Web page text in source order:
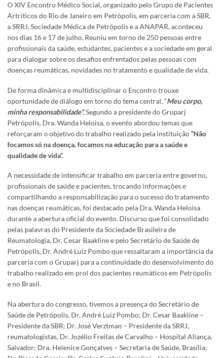
O XIV Encontro Médico Social, organizado pelo Grupo de Pacientes
Artríticos do Rio de Janeiro em Petrópolis, em parceria com a SBR,
a SRRJ, Sociedade Médica de Petrópolis e a ANAPAR, aconteceu
nos dias 16 e 17 de julho. Reuniu em torno de 250 pessoas entre
profissionais da saúde, estudantes, pacientes e a sociedade em geral
para dialogar sobre os desafios enfrentados pelas pessoas com
doenças reumáticas, novidades no tratamento e qualidade de vida.
De forma dinâmica e multidisciplinar o Encontro trouxe
oportunidade de diálogo em torno do tema central, “Meu corpo,
minha responsabilidade”.Segundo a presidente do Gruparj
Petrópolis, Dra. Wanda Heloisa, o evento abordou temas que
reforçaram o objetivo do trabalho realizado pela instituição“Não
focamos só na doença, focamos na educação para a saúde e
qualidade de vida”.
A necessidade de intensificar trabalho em parceria entre governo,
profissionais de saúde e pacientes, trocando informações e
compartilhando a responsabilização para o sucesso do tratamento
nas doenças reumáticas, foi destacado pela Dra. Wanda Heloisa
durante a abertura oficial do evento. Discurso que foi consolidado
pelas palavras do Presidente da Sociedade Brasileira de
Reumatologia, Dr. Cesar Baakline e pelo Secretário de Saúde de
Petrópolis, Dr. André Luiz Pombo que ressaltaram a importância da
parceria com o Gruparj para a continuidade do desenvolvimento do
trabalho realizado em prol dos pacientes reumáticos em Petrópolis
e no Brasil.
Na abertura do congresso, tivemos a presença do Secretário de
Saúde de Petrópolis, Dr. André Luiz Pombo; Dr. Cesar Baakline –
Presidente da SBR; Dr. José Verztman – Presidente da SRRJ,
reumatologistas, Dr. Jozélio Freitas de Carvalho – Hospital Aliança,
Salvador; Dra. Helenice Gonçalves – Secretaria de Saúde, Brasília;